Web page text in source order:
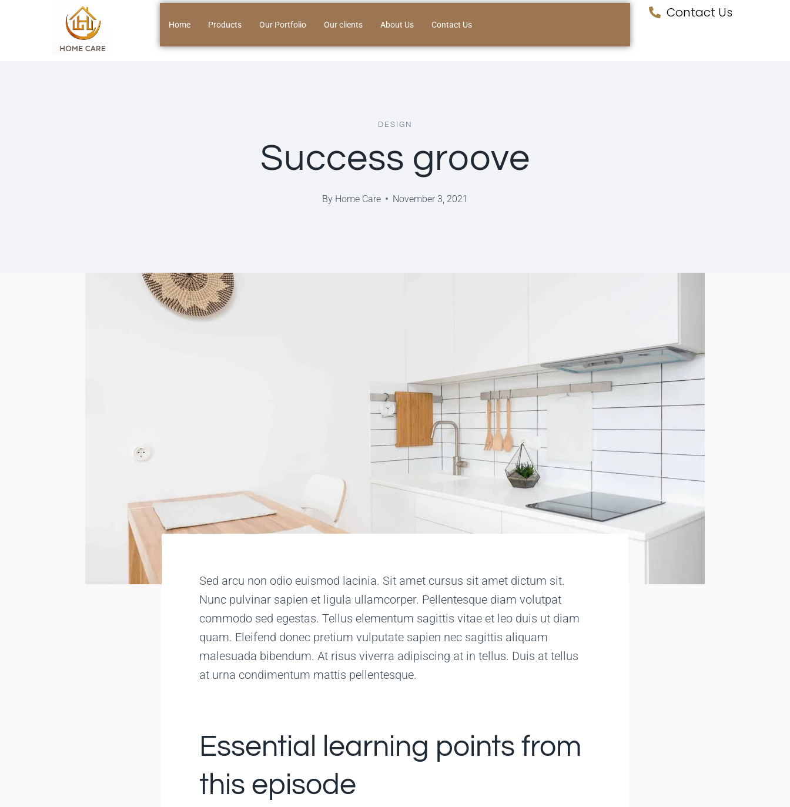
Home Products Our Portfolio Our clients About Us Contact Us
Contact Us
DESIGN
Success groove
By Home Care November 3, 2021
Sed arcu non odio euismod lacinia. Sit amet cursus sit amet dictum sit.
Nunc pulvinar sapien et ligula ullamcorper. Pellentesque diam volutpat
commodo sed egestas. Tellus elementum sagittis vitae et leo duis ut diam
quam. Eleifend donec pretium vulputate sapien nec sagittis aliquam
malesuada bibendum. At risus viverra adipiscing at in tellus. Duis at tellus
at urna condimentum mattis pellentesque.
Essential learning points from
this episode